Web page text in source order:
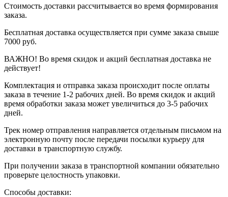
Стоимость доставки рассчитывается во время формирования
заказа.
Бесплатная доставка осуществляется при сумме заказа свыше
7000 руб.
ВАЖНО! Во время скидок и акций бесплатная доставка не
действует!
Комплектация и отправка заказа происходит после оплаты
заказа в течение 1-2 рабочих дней. Во время скидок и акций
время обработки заказа может увеличиться до 3-5 рабочих
дней.
Трек номер отправления направляется отдельным письмом на
электронную почту после передачи посылки курьеру для
доставки в транспортную службу.
При получении заказа в транспортной компании обязательно
проверьте целостность упаковки.
Способы доставки: